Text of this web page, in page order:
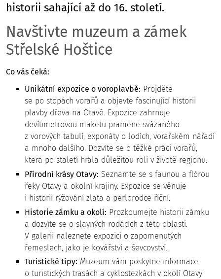
historii sahající až do 16. století.
Navštivte muzeum a zámek
Střelské Hoštice
Co vás čeká:
Unikátní expozice o voroplavbě: Projděte
se po stopách vorařů a objevte fascinující historii
plavby dřeva na Otavě. Expozice zahrnuje
devítimetrovou maketu pramene svázaného
z vorových tabulí, exponáty o lodích, vorařském nářadí
a mnoho dalšího. Dozvíte se o těžké práci vorařů,
která po staletí hrála důležitou roli v životě regionu.
Přírodní krásy Otavy: Seznamte se s faunou a flórou
řeky Otavy a okolní krajiny. Expozice se věnuje
i historii rýžování zlata a perlorodce říční.
Historie zámku a okolí: Prozkoumejte historii zámku
a dozvíte se o slavných rodácích z této oblasti.
V galerii naleznete expozici o zapomenutých
řemeslech, jako je kovářství a ševcovství.
Turistické tipy: Muzeum vám poskytne informace
o turistických trasách a cyklostezkách v okolí Otavy